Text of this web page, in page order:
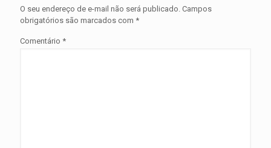
O seu endereço de e-mail não será publicado. Campos
obrigatórios são marcados com *
Comentário *